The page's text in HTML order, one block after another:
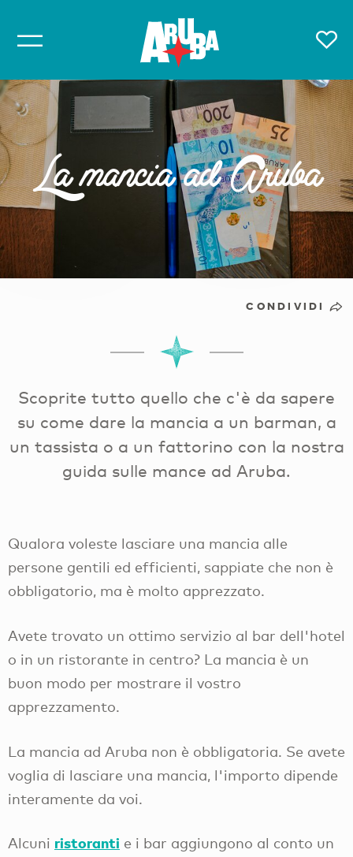
La mancia ad Aruba
CONDIVIDI
Scoprite tutto quello che c'è da sapere
su come dare la mancia a un barman, a
un tassista o a un fattorino con la nostra
guida sulle mance ad Aruba.
Qualora voleste lasciare una mancia alle
persone gentili ed efficienti, sappiate che non è
obbligatorio, ma è molto apprezzato.
Avete trovato un ottimo servizio al bar dell'hotel
o in un ristorante in centro? La mancia è un
buon modo per mostrare il vostro
apprezzamento.
La mancia ad Aruba non è obbligatoria. Se avete
voglia di lasciare una mancia, l'importo dipende
interamente da voi.
Alcuni ristoranti e i bar aggiungono al conto un